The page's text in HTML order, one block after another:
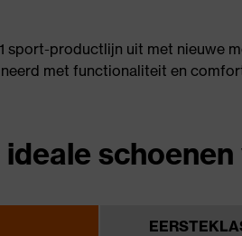
sport-productlijn uit met nieuwe
met functionaliteit en
ideale